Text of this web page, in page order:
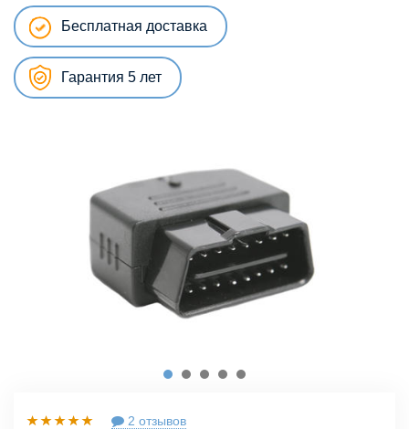
Бесплатная доставка
Гарантия 5 лет
2 отзывов